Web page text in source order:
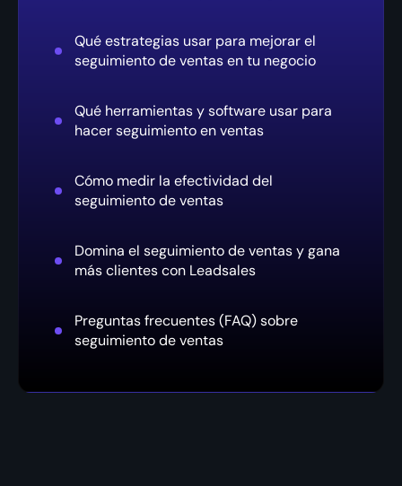
Qué estrategias usar para mejorar el
seguimiento de ventas en tu negocio
Qué herramientas y software usar para
hacer seguimiento en ventas
Cómo medir la efectividad del
seguimiento de ventas
Domina el seguimiento de ventas y gana
más clientes con Leadsales
Preguntas frecuentes (FAQ) sobre
seguimiento de ventas